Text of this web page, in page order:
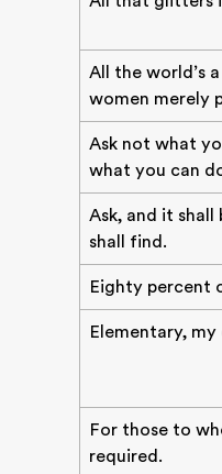
All the world’s
women merely
Ask not what
what you can
Ask, and it shall
shall find.
Eighty percent
Elementary,
For those to
required.